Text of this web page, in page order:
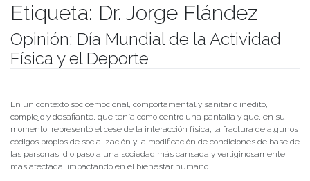
Etiqueta: Dr. Jorge Flández
Opinión: Día Mundial de la Actividad
Física y el Deporte
En un contexto socioemocional, comportamental y sanitario inédito,
complejo y desafiante, que tenía como centro una pantalla y que, en su
momento, representó el cese de la interacción física, la fractura de algunos
códigos propios de socialización y la modificación de condiciones de base de
las personas ,dio paso a una sociedad más cansada y vertiginosamente
más afectada, impactando en el bienestar humano.